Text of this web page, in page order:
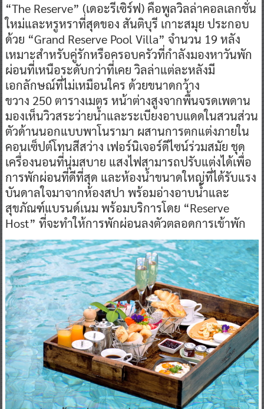
“The Reserve” (เดอะรีเซิร์ฟ) คือพูลวิลล่าคอลเลกชั่น
ใหม่และหรูหราที่สุดของ สันติบุรี เกาะสมุย ประกอบ
ด้วย “Grand Reserve Pool Villa” จำนวน 19 หลัง
เหมาะสำหรับคู่รักหรือครอบครัวที่กำลังมองหาวันพัก
ผ่อนที่เหนือระดับกว่าที่เคย วิลล่าแต่ละหลังมี
เอกลักษณ์ที่ไม่เหมือนใคร ด้วยขนาดกว้าง
ขวาง 250 ตารางเมตร หน้าต่างสูงจากพื้นจรดเพดาน
มองเห็นวิวสระว่ายน้ำและระเบียงอาบแดดในสวนส่วน
ตัวด้านนอกแบบพาโนรามา ผสานการตกแต่งภายใน
คอนเซ็ปต์โทนสีสว่าง เฟอร์นิเจอร์ดีไซน์ร่วมสมัย ชุด
เครื่องนอนที่นุ่มสบาย แสงไฟสามารถปรับแต่งได้เพื่อ
การพักผ่อนที่ดีที่สุด และห้องน้ำขนาดใหญ่ที่ได้รับแรง
บันดาลใจมาจากห้องสปา พร้อมอ่างอาบน้ำและ
สุขภัณฑ์แบรนด์เนม พร้อมบริการโดย “Reserve
Host” ที่จะทำให้การพักผ่อนลงตัวตลอดการเข้าพัก